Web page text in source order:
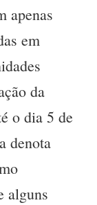
apenas
em
da
o dia 5 de
denota
alguns